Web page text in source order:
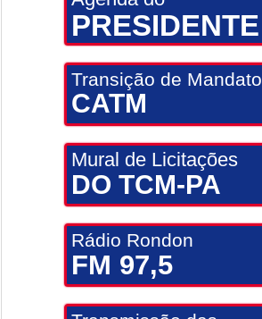
PRESIDENTE
Transição de Mandato
CATM
Mural de Licitações
DO TCM-PA
Rádio Rondon
FM 97,5